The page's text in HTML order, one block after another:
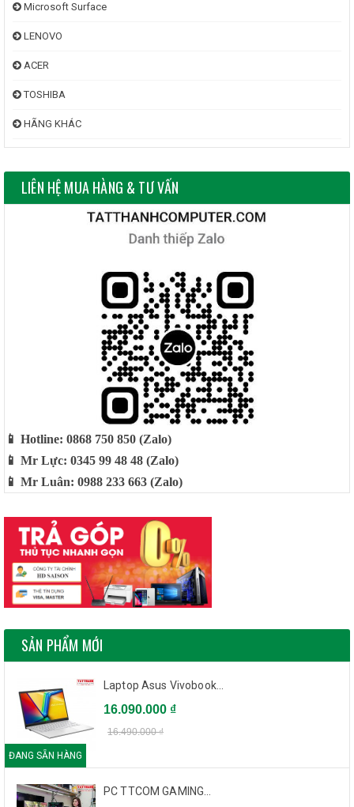
Microsoft Surface
LENOVO
ACER
TOSHIBA
HÃNG KHÁC
LIÊN HỆ MUA HÀNG & TƯ VẤN
📱 Hotline: 0868 750 850 (Zalo)
📱 Mr Lực: 0345 99 48 48 (Zalo)
📱 Mr Luân: 0988 233 663 (Zalo)
SẢN PHẨM MỚI
ĐANG SẴN HÀNG
Laptop Asus Vivobook...
16.090.000 ₫
16.490.000 ₫
PC TTCOM GAMING...